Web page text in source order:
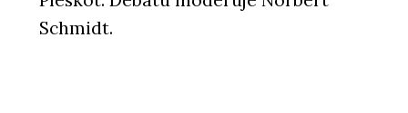
Schmidt.